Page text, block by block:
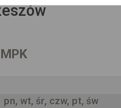
pn, wt, śr, czw, pt, św